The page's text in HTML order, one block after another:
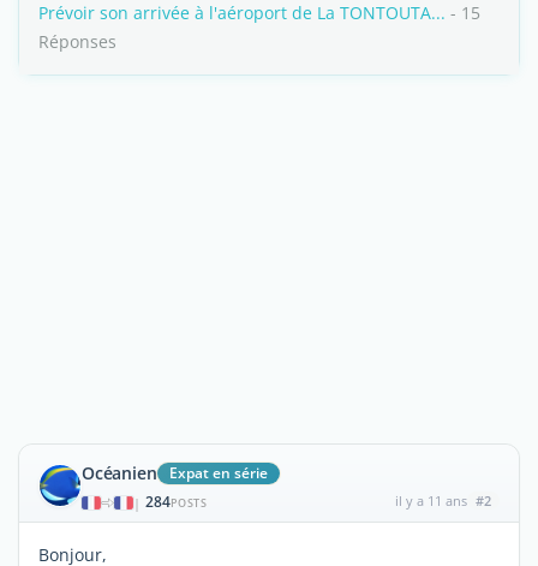
Prévoir son arrivée à l'aéroport de La TONTOUTA... - 15
Réponses
Océanien Expat en série
| 284POSTS il y a 11 ans #2
Bonjour,